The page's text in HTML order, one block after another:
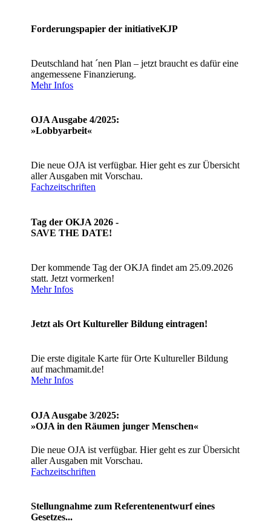
Forderungspapier der initiativeKJP
Deutschland hat ´nen Plan – jetzt braucht es dafür eine
angemessene Finanzierung.
Mehr Infos
OJA Ausgabe 4/2025:
»Lobbyarbeit«
Die neue OJA ist verfügbar. Hier geht es zur Übersicht
aller Ausgaben mit Vorschau.
Fachzeitschriften
Tag der OKJA 2026 -
SAVE THE DATE!
Der kommende Tag der OKJA findet am 25.09.2026
statt. Jetzt vormerken!
Mehr Infos
Jetzt als Ort Kultureller Bildung eintragen!
Die erste digitale Karte für Orte Kultureller Bildung
auf machmamit.de!
Mehr Infos
OJA Ausgabe 3/2025:
»OJA in den Räumen junger Menschen«
Die neue OJA ist verfügbar. Hier geht es zur Übersicht
aller Ausgaben mit Vorschau.
Fachzeitschriften
Stellungnahme zum Referentenentwurf eines
Gesetzes...